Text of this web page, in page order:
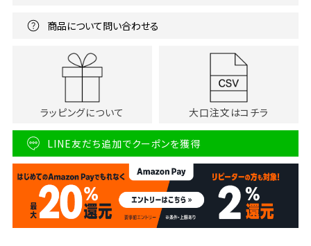
商品について問い合わせる
ラッピングについて 大口注文はコチラ
LINE友だち追加でクーポンを獲得